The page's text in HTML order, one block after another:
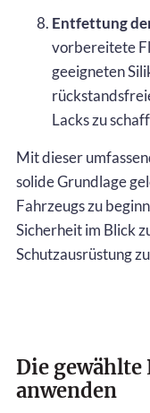
Entfettung
vorbereitete
geeigneten
Lacks zu
Mit dieser
solide Grundlage
Fahrzeugs zu
Sicherheit im Blick
Schutzausrüstung
Die
anwenden